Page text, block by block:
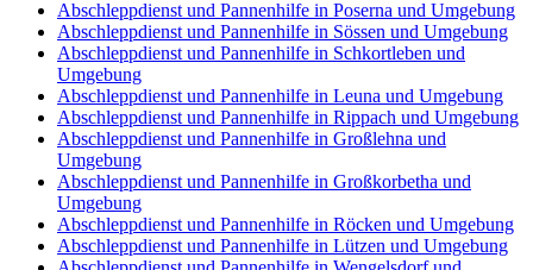
Abschleppdienst und Pannenhilfe in Poserna und Umgebung
Abschleppdienst und Pannenhilfe in Sössen und Umgebung
Abschleppdienst und Pannenhilfe in Schkortleben und
Umgebung
Abschleppdienst und Pannenhilfe in Leuna und Umgebung
Abschleppdienst und Pannenhilfe in Rippach und Umgebung
Abschleppdienst und Pannenhilfe in Großlehna und
Umgebung
Abschleppdienst und Pannenhilfe in Großkorbetha und
Umgebung
Abschleppdienst und Pannenhilfe in Röcken und Umgebung
Abschleppdienst und Pannenhilfe in Lützen und Umgebung